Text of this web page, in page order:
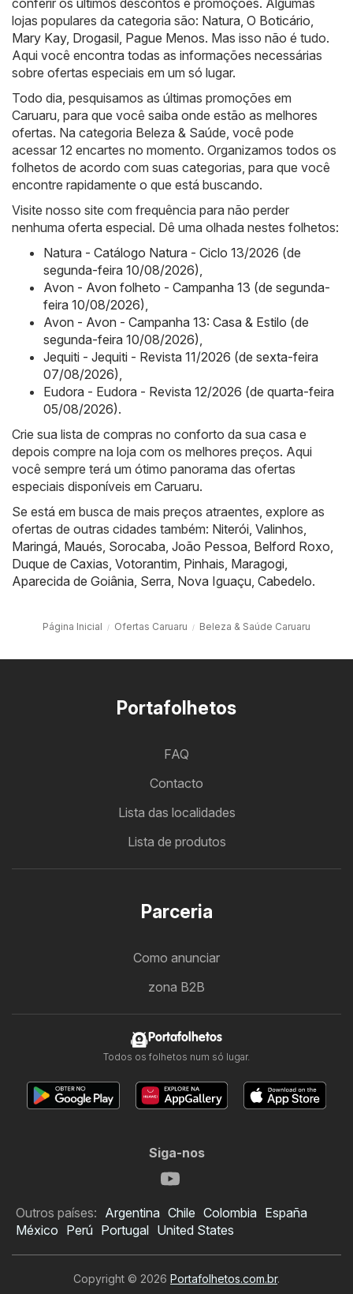
lojas populares da categoria são: Natura O Boticário
Mary Kay, Drogasil Pague Menos. Mas isso não é tudo.
Aqui você encontra todas as informações necessárias
sobre ofertas especiais em um só lugar.
Todo dia, pesquisamos as últimas promoções em
Caruaru, para que você saiba onde estão as melhores
ofertas. Na categoria Beleza & Saúde, você pode
acessar 12 encartes no momento. Organizamos todos os
folhetos de acordo com suas categorias, para que você
encontre rapidamente o que está buscando.
Visite nosso site com frequência para não perder
nenhuma oferta especial. Dê uma olhada nestes folhetos:
Natura - Catálogo Natura - Ciclo 13/2026 (de
segunda-feira 10/08/2026)
Avon - Avon folheto - Campanha 13 (de segunda-
feira 10/08/2026)
Avon - Avon - Campanha 13: Casa & Estilo (de
segunda-feira 10/08/2026)
Jequiti - Jequiti - Revista 11/2026 (de sexta-feira
07/08/2026)
Eudora - Eudora - Revista 12/2026 (de quarta-feira
05/08/2026).
Crie sua lista de compras no conforto da sua casa e
depois compre na loja com os melhores preços. Aqui
você sempre terá um ótimo panorama das ofertas
especiais disponíveis em Caruaru.
Se está em busca de mais preços atraentes, explore as
ofertas de outras cidades também: Niterói Valinhos
Maringá Maués Sorocaba João Pessoa Belford Roxo
Duque de Caxias Votorantim Pinhais Maragogi
Aparecida de Goiânia Serra Nova Iguaçu Cabedelo.
Página Inicial Ofertas Caruaru Beleza & Saúde Caruaru
Portafolhetos
FAQ
Contacto
Lista das localidades
Lista de produtos
Parceria
Como anunciar
zona B2B
Portafolhetos
Todos os folhetos num só lugar.
Siga-nos
Outros países: Argentina Chile Colombia España
México Perú Portugal United States
Copyright © 2026 Portafolhetos.com.br.